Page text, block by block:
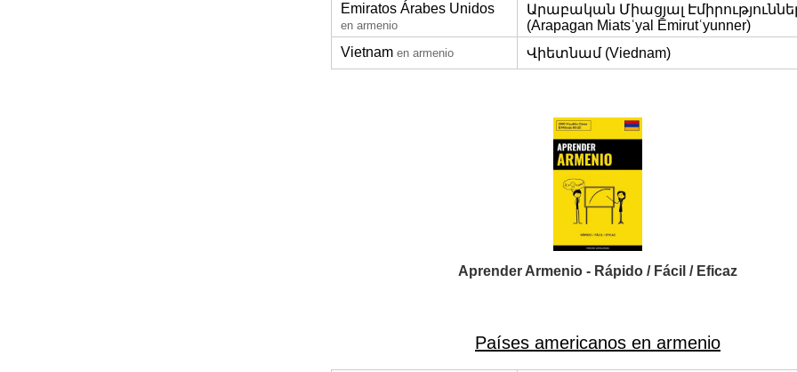
Emiratos Árabes Unidos
en armenio
Արաբական Միացյալ
(Arapagan Miatsʿyal Ēmirutʿyunner)
Vietnam en armenio Վիետնամ (Viednam)
Aprender Armenio - Rápido / Fácil / Eficaz
Países americanos en armenio